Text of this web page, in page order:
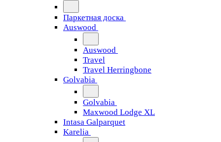
Паркетная доска
Auswood
Auswood
Travel
Travel Herringbone
Golvabia
Golvabia
Maxwood Lodge XL
Intasa Galparquet
Karelia